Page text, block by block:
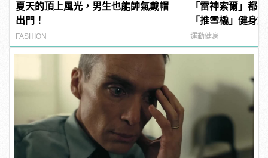
夏天的頂上風光，男生也能帥氣戴帽
出門！
FASHION
「雷神索爾」都
「推雪橇」健身
增加爆發力！ |
男
運動健身